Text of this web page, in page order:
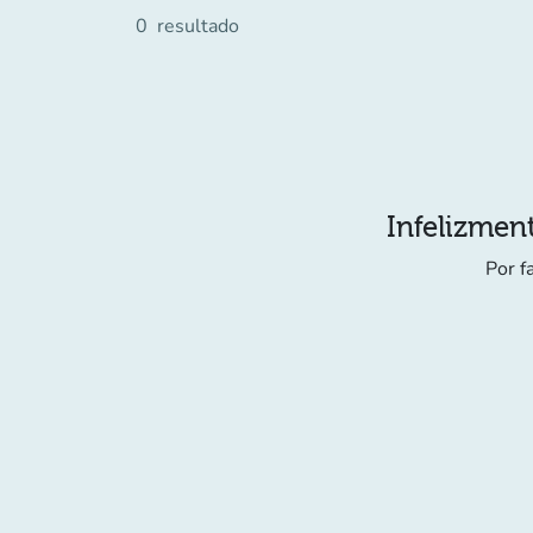
0 resultado
Por